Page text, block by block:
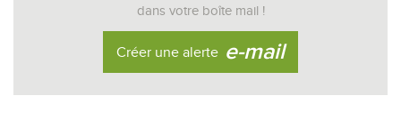
dans votre boîte mail !
Créer une alerte e-mail